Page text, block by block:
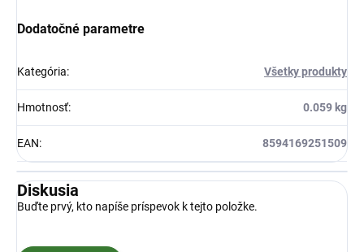
Dodatočné parametre
Kategória: Všetky produkty
Hmotnosť: 0.059 kg
EAN: 8594169251509
Diskusia
Buďte prvý, kto napíše príspevok k tejto položke.